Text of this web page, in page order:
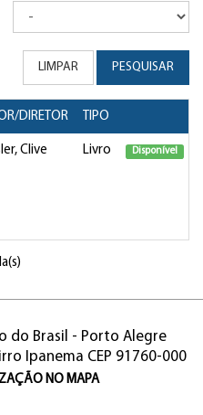
LIMPAR PESQUISAR
DIRETOR TIPO
Clive Livro Disponível
do Brasil - Porto Alegre
Ipanema CEP 91760-000
NO MAPA